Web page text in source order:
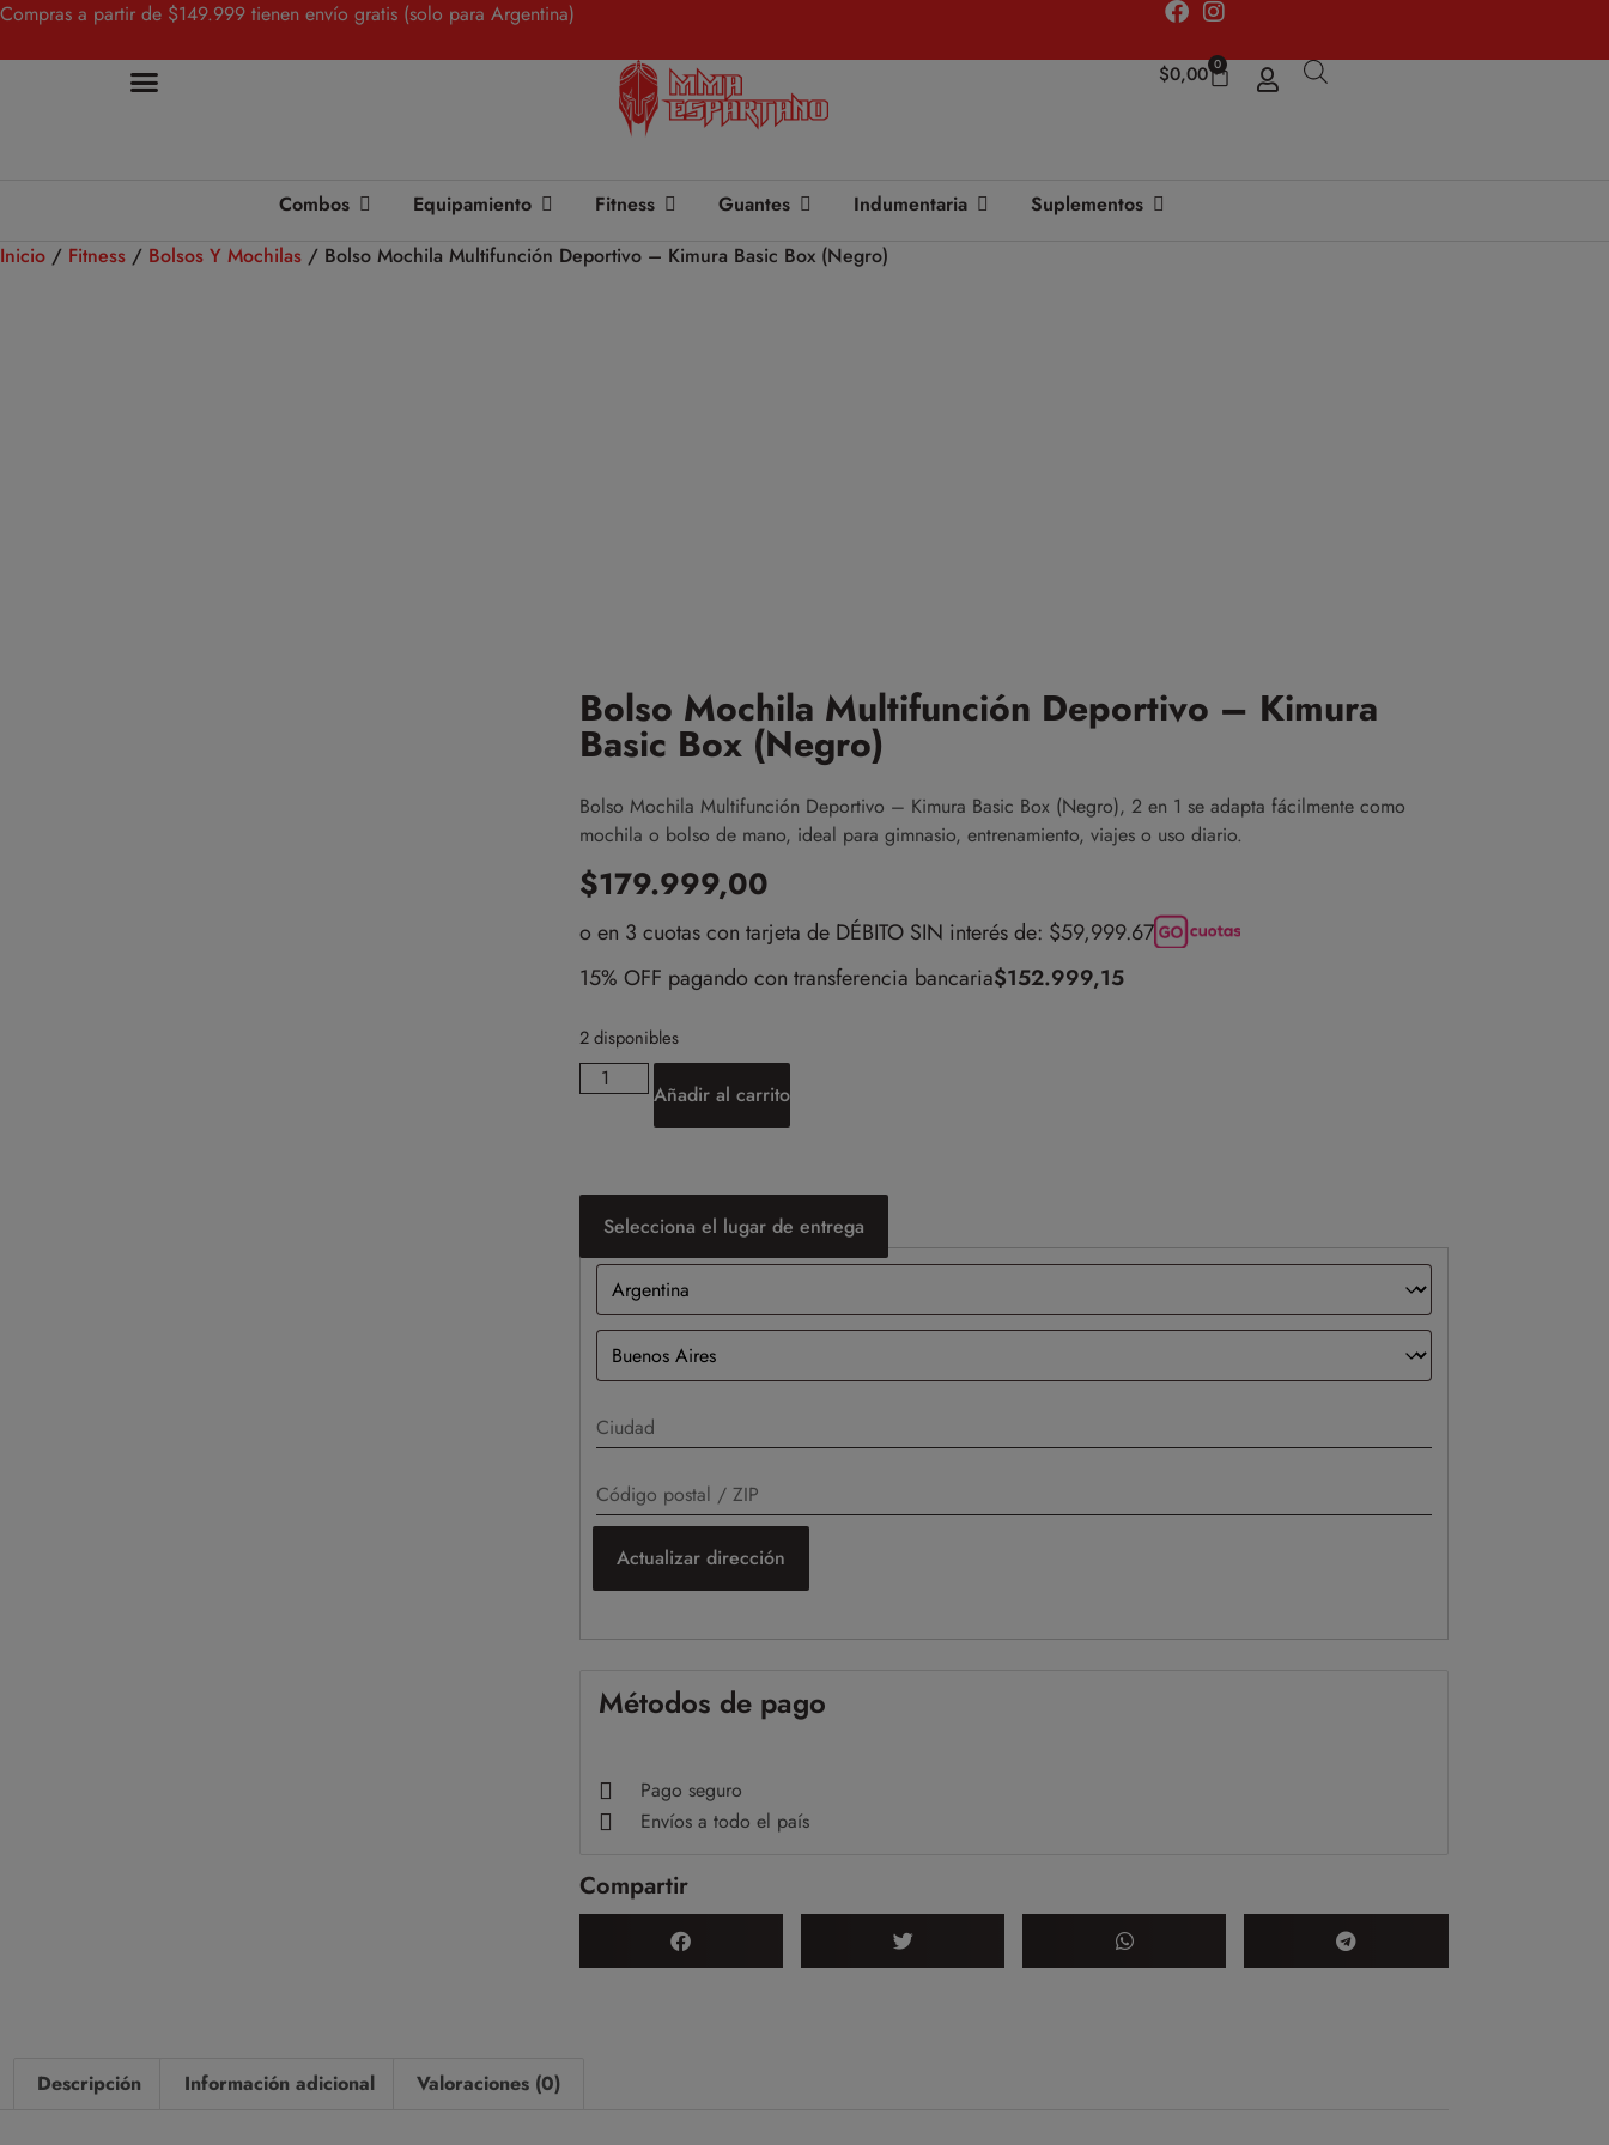
Compras a partir de $149.999 tienen envío gratis (solo para Argentina)
$0,00 0
Combos Equipamiento Fitness Guantes Indumentaria
Suplementos
Inicio / Fitness / Bolsos Y Mochilas / Bolso Mochila Multifunción Deportivo – Kimura Basic Box (Negro)
Bolso Mochila Multifunción Deportivo – Kimura
Basic Box (Negro)
Bolso Mochila Multifunción Deportivo – Kimura Basic Box (Negro), 2 en 1 se adapta fácilmente como
mochila o bolso de mano, ideal para gimnasio, entrenamiento, viajes o uso diario.
$179.999,00
o en 3 cuotas con tarjeta de DÉBITO SIN interés de: $59,999.67
15% OFF pagando con transferencia bancaria$152.999,15
2 disponibles
Añadir al carrito
Selecciona el lugar de entrega
Actualizar dirección
Métodos de pago
Pago seguro
Envíos a todo el país
Compartir
Descripción Información adicional Valoraciones (0)